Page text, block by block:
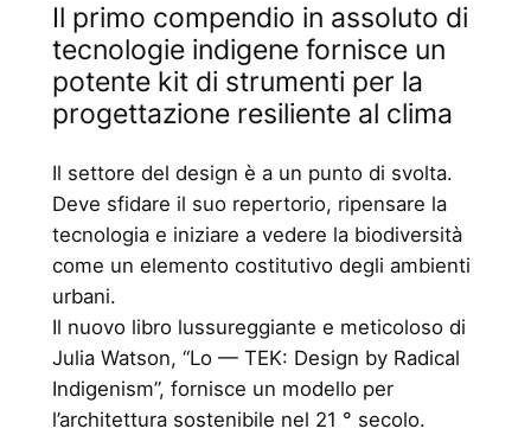
Il primo compendio in assoluto di
tecnologie indigene fornisce un
potente kit di strumenti per la
progettazione resiliente al clima
Il settore del design è a un punto di svolta.
Deve sfidare il suo repertorio, ripensare la
tecnologia e iniziare a vedere la biodiversità
come un elemento costitutivo degli ambienti
urbani.
Il nuovo libro lussureggiante e meticoloso di
Julia Watson, “Lo — TEK: Design by Radical
Indigenism”, fornisce un modello per
l’architettura sostenibile nel 21 ° secolo.